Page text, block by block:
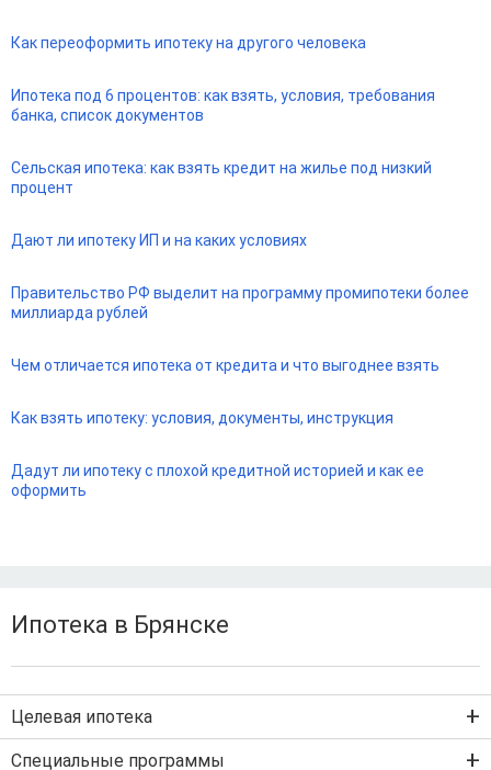
Как переоформить ипотеку на другого человека
Ипотека под 6 процентов: как взять, условия, требования
банка, список документов
Сельская ипотека: как взять кредит на жилье под низкий
процент
Дают ли ипотеку ИП и на каких условиях
Правительство РФ выделит на программу промипотеки более
миллиарда рублей
Чем отличается ипотека от кредита и что выгоднее взять
Как взять ипотеку: условия, документы, инструкция
Дадут ли ипотеку с плохой кредитной историей и как ее
оформить
Ипотека в Брянске
Целевая ипотека
Специальные программы